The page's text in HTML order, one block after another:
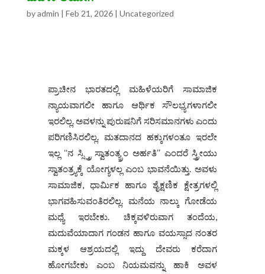
byadmin | Feb 21, 2026| Uncategorized
ಪ್ರಾಚೀನ ಭಾರತದಲ್ಲಿ ಮಹಿಳೆಯರಿಗೆ ಸಾಮಾಜಿಕ
ನ್ಯಾಯವಾಗಲೀ ಹಾಗೂ ಆರ್ಥಿಕ ಸೌಲಭ್ಯಗಳಾಗಲೀ
ಇರಲಿಲ್ಲ. ಅವಳನ್ನು ಪುರುಷನಿಗೆ ಸರಿಸಮಾನಗಳು ಎಂದು
ಪರಿಗಣಿಸಿರಲಿಲ್ಲ. ಮತದಾನದ ಹಕ್ಕುಗಳಂತೂ ಇರಲೇ
ಇಲ್ಲ ʻʻನ ಸ್ಸ್ತ್ರಿ ಸ್ವಾತಂತ್ಯ್ರಂ ಅರ್ಹತಿʼʼ ಎಂದರೆ ಸ್ತ್ರೀಯು
ಸ್ವಾತಂತ್ರ್ಯಕ್ಕೆ ಯೋಗ್ಯಳಲ್ಲ ಎಂಬ ಭಾವನೆಯಿತ್ತು. ಅವಳು
ಸಾಮಾಜಿಕ, ಧಾರ್ಮಿಕ ಹಾಗೂ ಶೈಕ್ಷಣಿಕ ಕ್ಷೇತ್ರಗಳಲ್ಲಿ
ಭಾಗವಹಿಸುವಂತಿರಲಿಲ್ಲ. ಮನೆಯ ನಾಲ್ಕು ಗೋಡೆಯ
ಮಧ್ಯೆ ಇರಬೇಕು. ಚಿಕ್ಕವಳಿರುವಾಗ ತಂದೆಯ,
ಮದುವೆಯಾದಾಗ ಗಂಡನ ಹಾಗೂ ವಯಸ್ಸಾದ ನಂತರ
ಮಕ್ಕಳ ಆಶ್ರಯದಲ್ಲಿ ಇದ್ದು ದೇವರು ಕರೆದಾಗ
ಹೋಗಬೇಕು ಎಂಬ ನಿಯಮವನ್ನು ಹಾಕಿ ಅವಳ